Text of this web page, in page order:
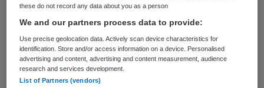
meteen op de hoogte van het
grensoverschrijdende gedrag. Ook zag ze
dat de vorige bestuurder en het
management niet met elkaar
communiceerden. “Zorgprofessionals
these do not record any data about you as a person
We and our partners process data to provide:
Use precise geolocation data. Actively scan device characteristics for
identification. Store and/or access information on a device. Personalised
advertising and content, advertising and content measurement, audience
research and services development.
List of Partners (vendors)